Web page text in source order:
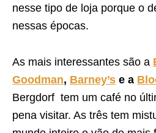
nesse tipo de loja porque o
nessas épocas.
As mais interessantes são a
Goodman, Barney’s e a
Bergdorf tem um café no
pena visitar. As três tem